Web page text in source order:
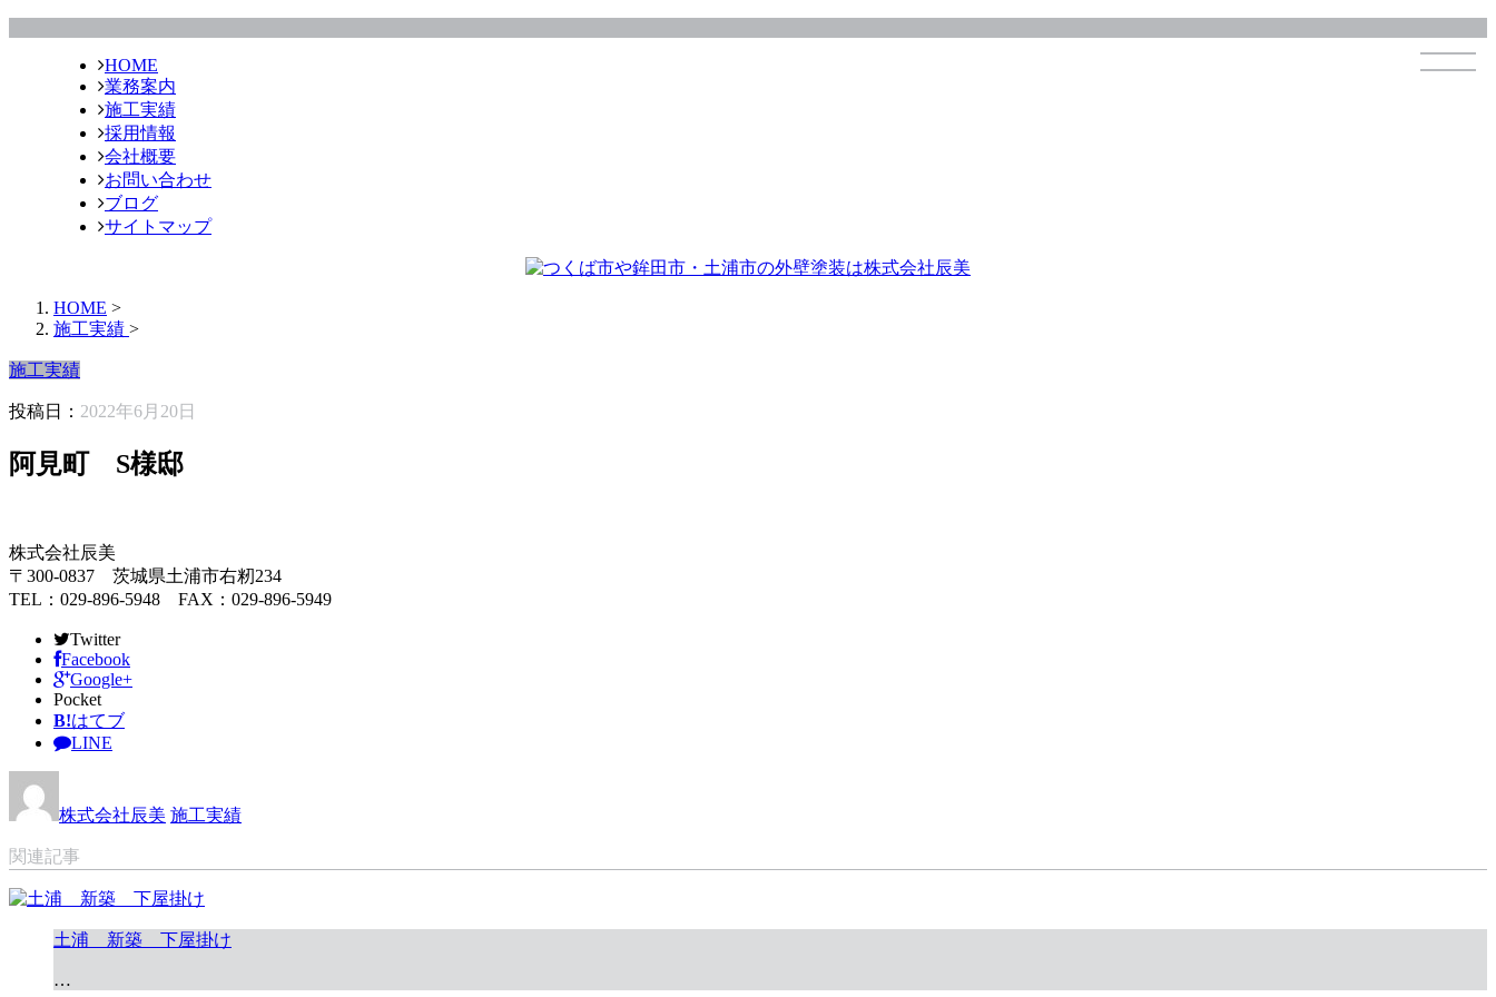
HOME
業務案内
施工実績
採用情報
会社概要
お問い合わせ
ブログ
サイトマップ
HOME >
施工実績 >
施工実績
投稿日： 2022年6月20日
阿見町 S様邸
株式会社辰美
〒300-0837 茨城県土浦市右籾234
TEL：029-896-5948 FAX：029-896-5949
Twitter
Facebook
Google+
Pocket
B!はてブ
LINE
株式会社辰美 施工実績
関連記事
土浦 新築 下屋掛け
…